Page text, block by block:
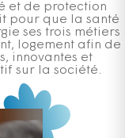
et de protection
pour que la santé
ses trois métiers
logement afin de
innovantes et
sur la société.